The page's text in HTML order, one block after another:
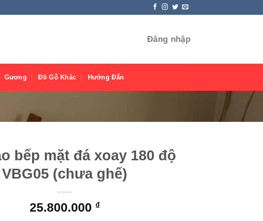
Đăng nhập
Gương Đồ Gỗ Khác Hướng Đẫn
bếp mặt đá xoay 180 độ
VBG05 (chưa ghế)
25.800.000 ₫